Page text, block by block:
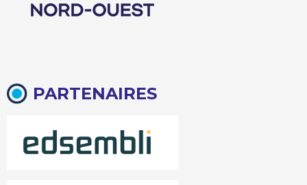
PARTENAIRES